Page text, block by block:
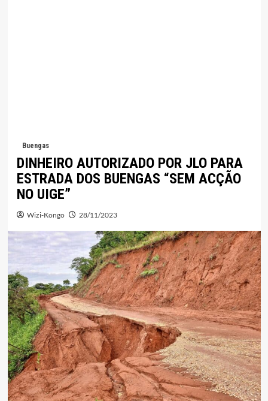
Buengas
DINHEIRO AUTORIZADO POR JLO PARA
ESTRADA DOS BUENGAS “SEM ACÇÃO
NO UIGE”
Wizi-Kongo 28/11/2023